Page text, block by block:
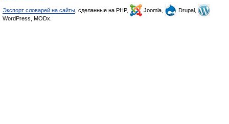
Экспорт словарей на сайты , сделанные на PHP, Joomla,
Drupal,
WordPress, MODx.